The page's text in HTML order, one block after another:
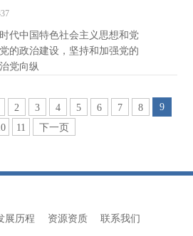
代中国特色社会主义思想和党
的政治建设，坚持和加强党的
党向纵
2 3 4 5 6 7 8
9
11 下一页
展历程 资源资质 联系我们